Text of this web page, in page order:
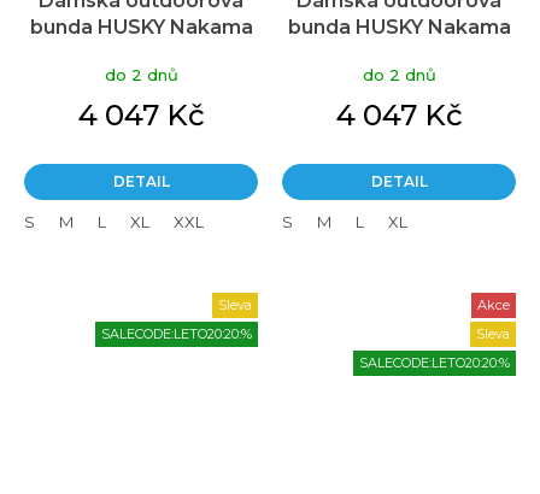
bunda HUSKY Nakama
do 2 dnů
4 047 Kč
DETAIL
S M L XL XXL
bunda HUSKY Nakama
do 2 dnů
4 047 Kč
DETAIL
S M L XL
Sleva
SALECODE:LETO20:20:%
Akce
Sleva
SALECODE:LETO20:20:%